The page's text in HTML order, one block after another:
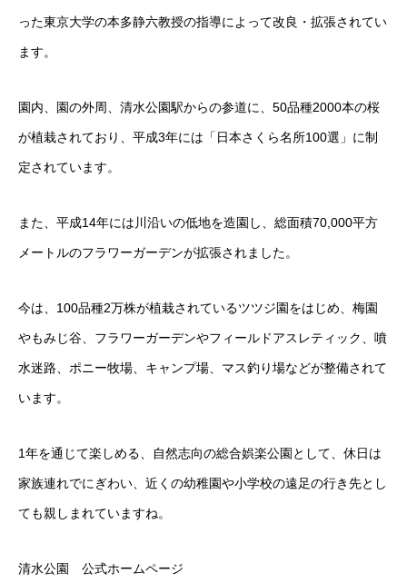
った東京大学の本多静六教授の指導によって改良・拡張されてい
ます。
園内、園の外周、清水公園駅からの参道に、50品種2000本の桜
が植栽されており、平成3年には「日本さくら名所100選」に制
定されています。
また、平成14年には川沿いの低地を造園し、総面積70,000平方
メートルのフラワーガーデンが拡張されました。
今は、100品種2万株が植栽されているツツジ園をはじめ、梅園
やもみじ谷、フラワーガーデンやフィールドアスレティック、噴
水迷路、ポニー牧場、キャンプ場、マス釣り場などが整備されて
います。
1年を通じて楽しめる、自然志向の総合娯楽公園として、休日は
家族連れでにぎわい、近くの幼稚園や小学校の遠足の行き先とし
ても親しまれていますね。
清水公園 公式ホームページ